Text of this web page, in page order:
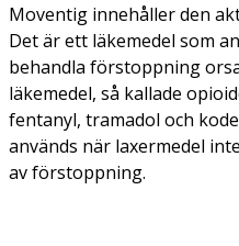
Moventig innehåller den
Det är ett läkemedel som
behandla förstoppning
läkemedel, så kallade
fentanyl, tramadol och
används när laxermedel
av förstoppning.